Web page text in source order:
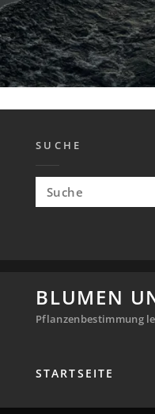
BLUMEN
Pflanzenbestimmung
STARTSEITE
SUCHE
Suchen
nach: